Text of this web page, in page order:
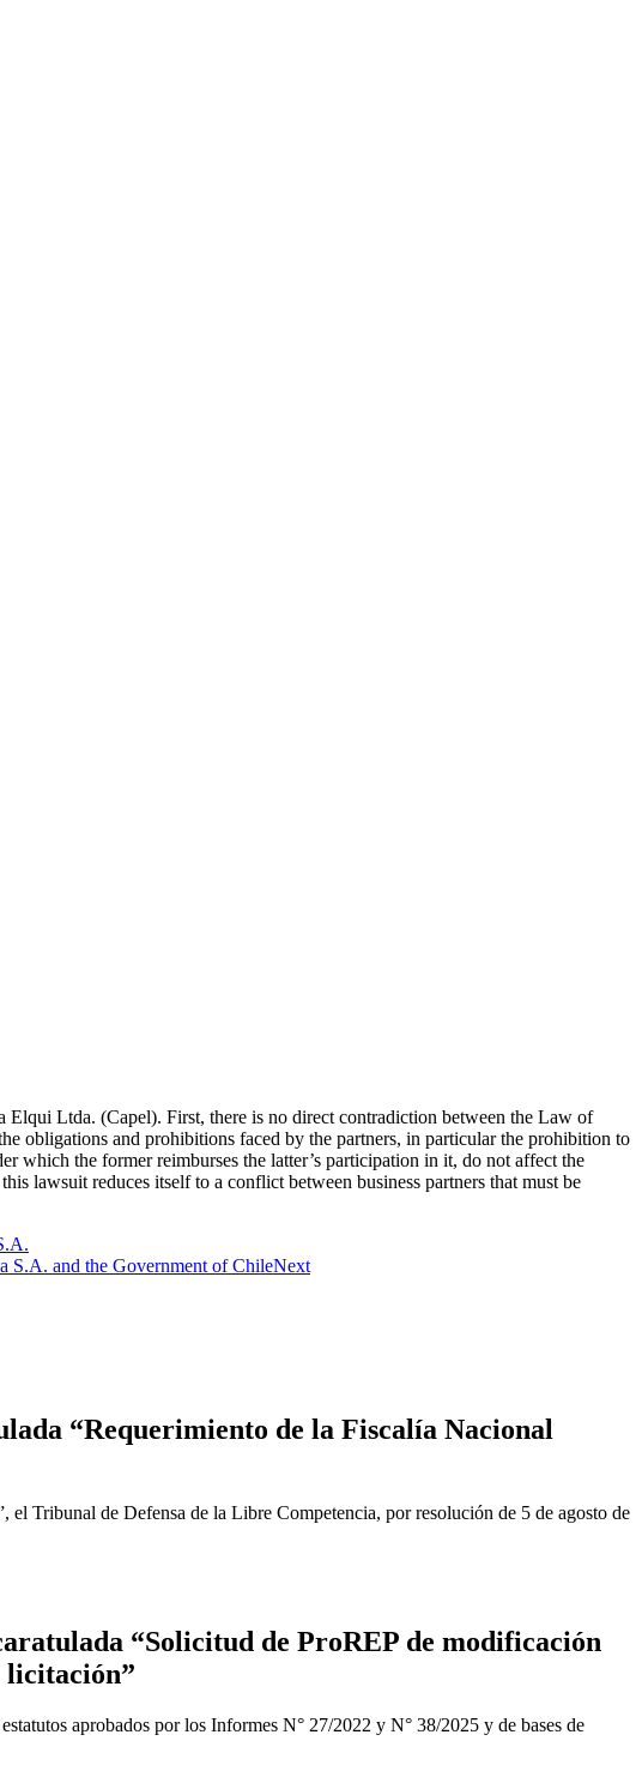
Ltda. (Capel). First, there is no direct contradiction between the Law of
obligations and prohibitions faced by the partners, in particular the prohibition to
which the former reimburses the latter’s participation in it, do not affect the
lawsuit reduces itself to a conflict between business partners that must be
S.A. and the Government of ChileNext
“Requerimiento de la Fiscalía Nacional
Tribunal de Defensa de la Libre Competencia, por resolución de 5 de agosto de
“Solicitud de ProREP de modificación
licitación”
aprobados por los Informes N° 27/2022 y N° 38/2025 y de bases de